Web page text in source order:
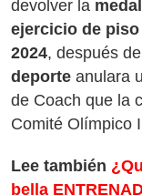
devolver la
ejercicio de piso
2024, después
deporte anulara
de Coach que la
Comité Olímpico
Lee también
bella